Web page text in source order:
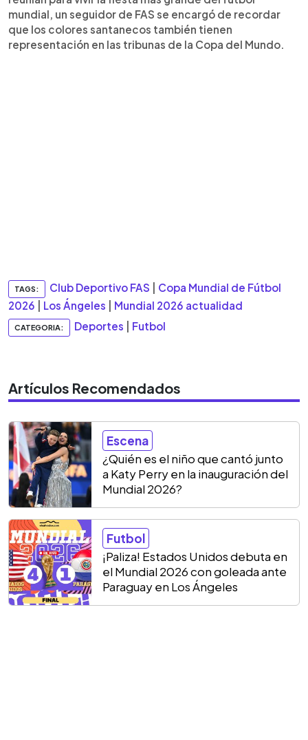
mundial, un seguidor de FAS se encargó de recordar
que los colores santanecos también tienen
representación en las tribunas de la Copa del Mundo.
TAGS: Club Deportivo FAS
Copa Mundial de Fútbol
2026
Los Ángeles Mundial 2026 actualidad
CATEGORIA: Deportes Futbol
Artículos Recomendados
Escena
¿Quién es el niño que cantó junto
a Katy Perry en la inauguración del
Mundial 2026?
Futbol
¡Paliza! Estados Unidos debuta en
el Mundial 2026 con goleada ante
Paraguay en Los Ángeles